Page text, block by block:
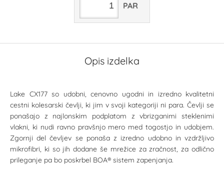
PAR
Opis izdelka
Lake CX177 so udobni, cenovno ugodni in izredno kvalitetni
cestni kolesarski čevlji, ki jim v svoji kategoriji ni para. Čevlji se
ponašajo z najlonskim podplatom z vbrizganimi steklenimi
vlakni, ki nudi ravno pravšnjo mero med togostjo in udobjem.
Zgornji del čevljev se ponaša z izredno udobno in vzdržljivo
mikrofibri, ki so jih dodane še mrežice za zračnost, za odlično
prileganje pa bo poskrbel BOA® sistem zapenjanja.